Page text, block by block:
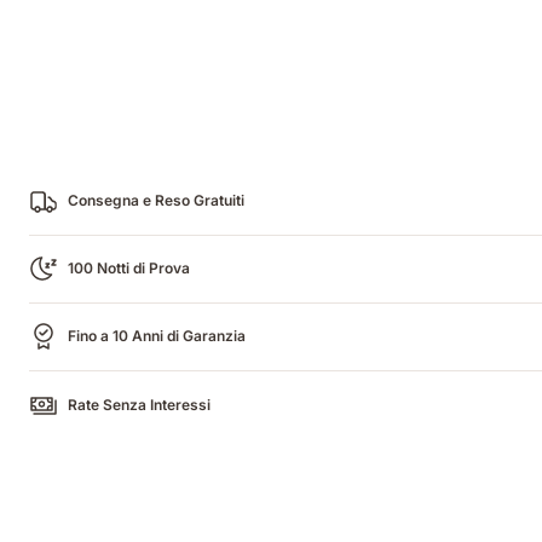
Consegna e Reso Gratuiti
100 Notti di Prova
Fino a 10 Anni di Garanzia
Rate Senza Interessi